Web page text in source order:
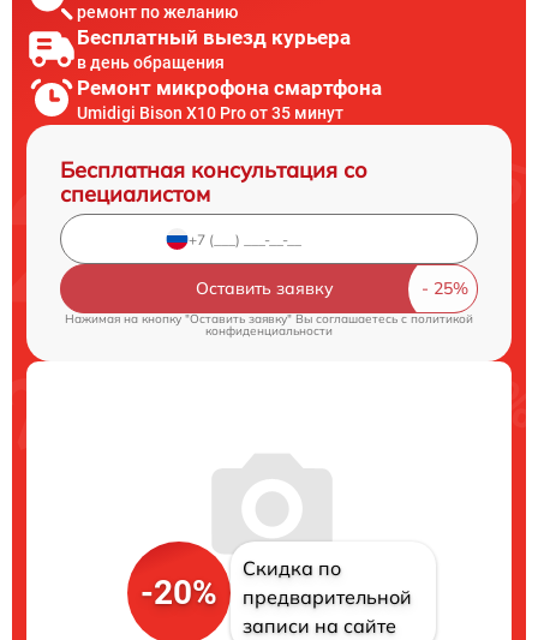
ремонт по желанию
Бесплатный выезд курьера
в день обращения
Ремонт микрофона смартфона
Umidigi Bison X10 Pro от 35 минут
Бесплатная консультация со
специалистом
Оставить заявку
Нажимая на кнопку "Оставить заявку" Вы соглашаетесь c политикой
конфиденциальности
-20%
Скидка по
предварительной
записи на сайте